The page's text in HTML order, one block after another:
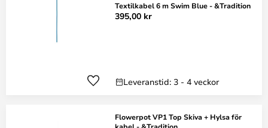
Textilkabel 6 m Swim Blue - &Tradition
395,00 kr
Leveranstid: 3 - 4 veckor
Flowerpot VP1 Top Skiva + Hylsa för